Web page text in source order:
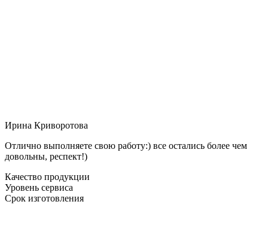
Ирина Криворотова
Отлично выполняете свою работу:) все остались более чем
довольны, респект!)
Качество продукции
Уровень сервиса
Срок изготовления